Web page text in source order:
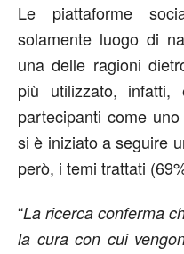
Le piattaforme
solamente luogo di
una delle ragioni
più utilizzato,
partecipanti come
si è iniziato a seguire
però, i temi trattati
“La ricerca conferma
la cura con cui